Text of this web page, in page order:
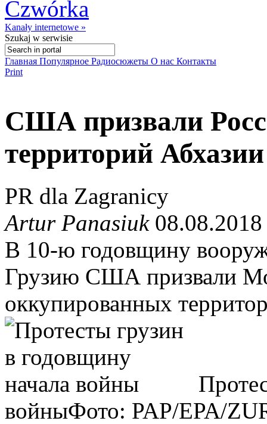
Kanały internetowe »
Szukaj w serwisie
Главная Популярное Радиосюжеты О нас Контакты
Print
США призвали
территорий
PR dla Zagranicy
Artur Panasiuk08.08.2018
В 10-ю годовщину
Грузию США призвали
оккупированных
войныФото: PAP/EPA/